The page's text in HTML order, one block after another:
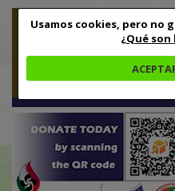
Usamos cookies, pero no
¿Qué son